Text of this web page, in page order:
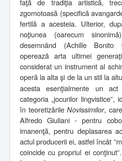
faţă de tradiţia artistică,
zgomotoasă (specifică
fertilă a acesteia. Ulterior,
noţiunea (oarecum
desemnând (Achille Bonito
operează arta ultimei
considerat un instrument al
operă la alta şi de la un stil la
acesta esenţialmente un
categoria „jocurilor lingvistice”,
în teoretizările Novissimilor,
Alfredo Giuliani - pentru
imanenţă, pentru deplasarea
actul producerii ei, astfel încât
coincide cu propriul ei